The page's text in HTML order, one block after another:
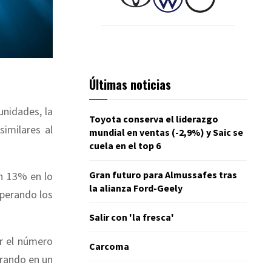
la
al
13% en lo
los
el número
en un
Últimas noticias
Toyota conserva el liderazgo
mundial en ventas (-2,9%) y Saic se
cuela en el top 6
Gran futuro para Almussafes tras
la alianza Ford-Geely
Salir con 'la fresca'
Carcoma